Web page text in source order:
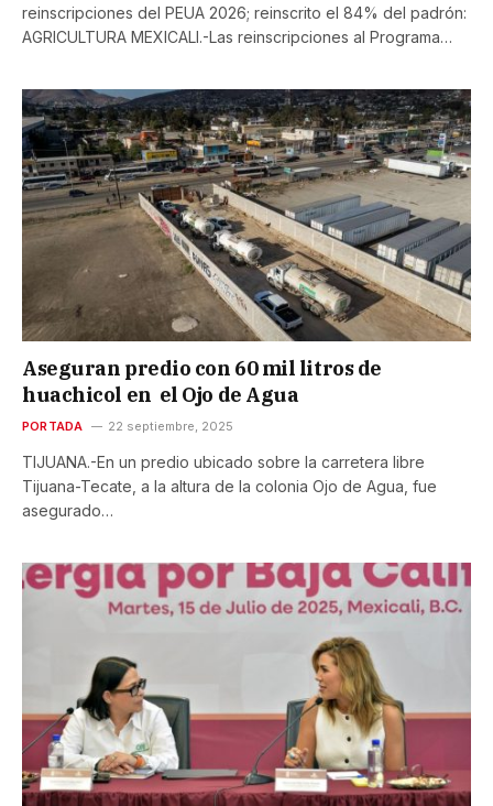
reinscripciones del PEUA 2026; reinscrito el 84% del padrón:
AGRICULTURA MEXICALI.-Las reinscripciones al Programa…
Aseguran predio con 60 mil litros de
huachicol en el Ojo de Agua
PORTADA 22 septiembre, 2025
TIJUANA.-En un predio ubicado sobre la carretera libre
Tijuana-Tecate, a la altura de la colonia Ojo de Agua, fue
asegurado…